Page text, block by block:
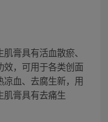
膏具有活血散瘀、
效，可用于各类创面
血、去腐生新，用
肌膏具有去痛生